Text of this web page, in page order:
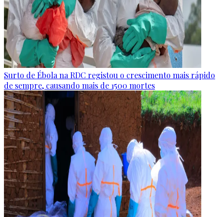
Surto de Ébola na RDC registou o crescimento mais rápido
de sempre, causando mais de 1500 mortes